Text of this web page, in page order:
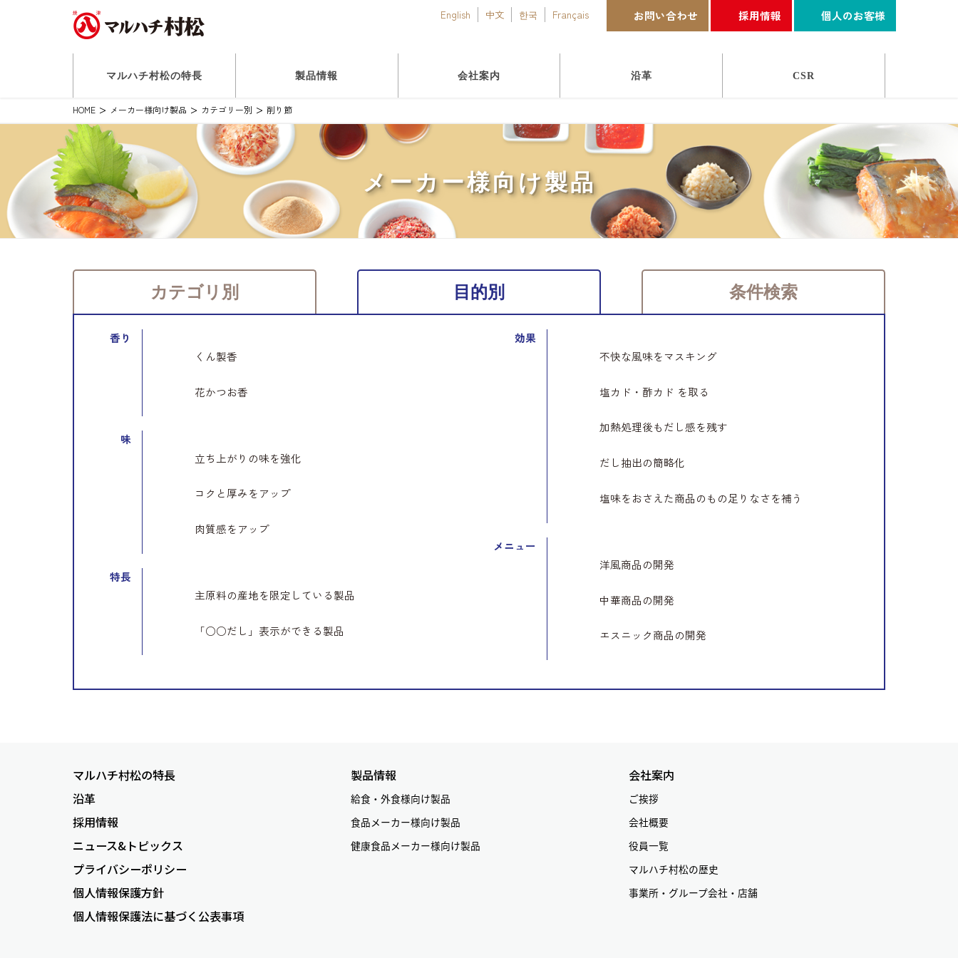
お問い合わせ 採用情報 個人のお客様
English 中文 한국 Français
マルハチ村松の特長 製品情報 会社案内 沿革 CSR
HOME メーカー様向け製品 カテゴリー別 削り節
メーカー様向け製品
カテゴリ別 目的別 条件検索
香り
くん製香
花かつお香
味
立ち上がりの味を強化
コクと厚みをアップ
肉質感をアップ
特長
主原料の産地を限定している製品
「○○だし」表示ができる製品
効果
不快な風味をマスキング
塩カド・酢カド を取る
加熱処理後もだし感を残す
だし抽出の簡略化
塩味をおさえた商品のもの足りなさを補う
メニュー
洋風商品の開発
中華商品の開発
エスニック商品の開発
マルハチ村松の特長
沿革
採用情報
ニュース&トピックス
プライバシーポリシー
個人情報保護方針
個人情報保護法に基づく公表事項
製品情報
給食・外食様向け製品
食品メーカー様向け製品
健康食品メーカー様向け製品
会社案内
ご挨拶
会社概要
役員一覧
マルハチ村松の歴史
事業所・グループ会社・店舗